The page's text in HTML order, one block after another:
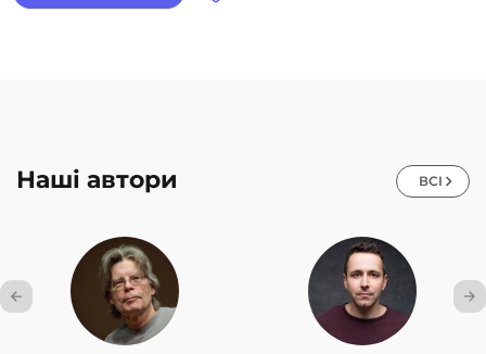
Наші автори ВСІ